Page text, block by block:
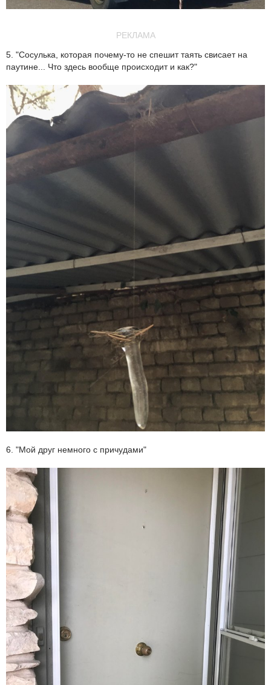
РЕКЛАМА
5. "Сосулька, которая почему-то не спешит таять свисает на
паутине... Что здесь вообще происходит и как?"
6. "Мой друг немного с причудами"